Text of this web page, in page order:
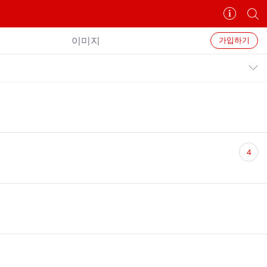
카
페
정
보
개
별
카
페
검
가입하기
이미지
댓
글 4